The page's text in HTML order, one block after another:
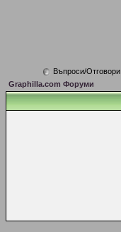
Въпроси/Отговори
Graphilla.com Форуми